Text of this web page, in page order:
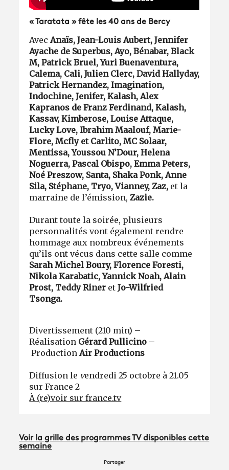
« Taratata » fête les 40 ans de Bercy
AvecAnaïs, Jean-Louis Aubert, Jennifer
Ayache de Superbus, Ayo, Bénabar, Black
M, Patrick Bruel, Yuri Buenaventura,
Calema, Cali, Julien Clerc, David Hallyday,
Patrick Hernandez, Imagination,
Indochine, Jenifer, Kalash, Alex
Kapranos de Franz Ferdinand, Kalash,
Kassav, Kimberose, Louise Attaque,
Lucky Love, Ibrahim Maalouf, Marie-
Flore, Mcfly et Carlito, MC Solaar,
Mentissa, Youssou N’Dour, Helena
Noguerra, Pascal Obispo, Emma Peters,
Noé Preszow, Santa, Shaka Ponk, Anne
Sila, Stéphane, Tryo, Vianney, Zaz, et la
marraine de l’émission, Zazie.
Durant toute la soirée, plusieurs
personnalités vont également rendre
hommage aux nombreux événements
qu’ils ont vécus dans cette salle comme
Sarah Michel Boury, Florence Foresti,
Nikola Karabatic, Yannick Noah, Alain
Prost, Teddy Riner etJo-Wilfried
Tsonga.
Divertissement (210 min) –
Réalisation Gérard Pullicino –
ProductionAir Productions
Diffusion le vendredi 25 octobre à 21.05
sur France 2
À (re)voir sur france.tv
Voir la grille des programmes TV disponibles cette
semaine
Partager